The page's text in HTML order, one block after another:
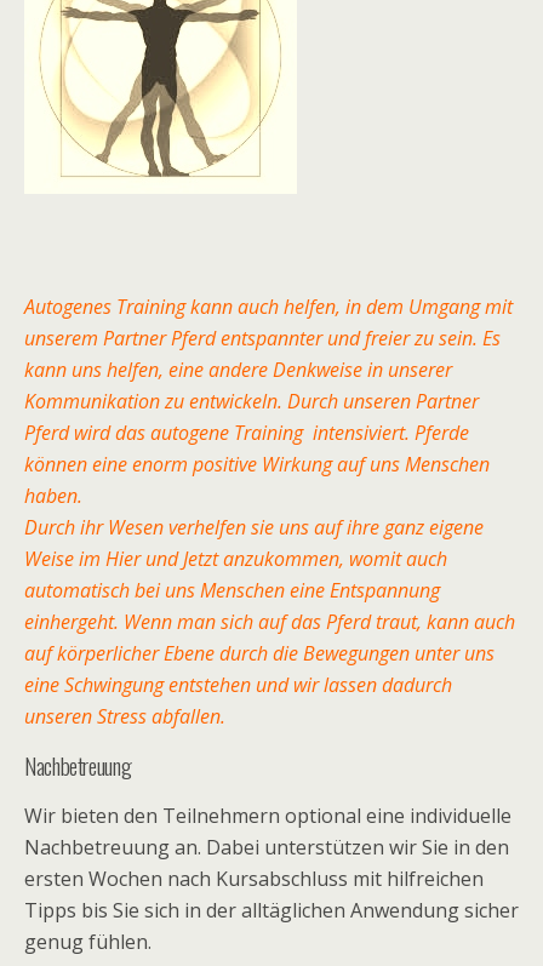
Autogenes Training kann auch helfen, in dem Umgang mit
unserem Partner Pferd entspannter und freier zu sein. Es
kann uns helfen, eine andere Denkweise in unserer
Kommunikation zu entwickeln. Durch unseren Partner
Pferd wird das autogene Training intensiviert. Pferde
können eine enorm positive Wirkung auf uns Menschen
haben.
Durch ihr Wesen verhelfen sie uns auf ihre ganz eigene
Weise im Hier und Jetzt anzukommen, womit auch
automatisch bei uns Menschen eine Entspannung
einhergeht. Wenn man sich auf das Pferd traut, kann auch
auf körperlicher Ebene durch die Bewegungen unter uns
eine Schwingung entstehen und wir lassen dadurch
unseren Stress abfallen.
Nachbetreuung
Wir bieten den Teilnehmern optional eine individuelle
Nachbetreuung an. Dabei unterstützen wir Sie in den
ersten Wochen nach Kursabschluss mit hilfreichen
Tipps bis Sie sich in der alltäglichen Anwendung sicher
genug fühlen.